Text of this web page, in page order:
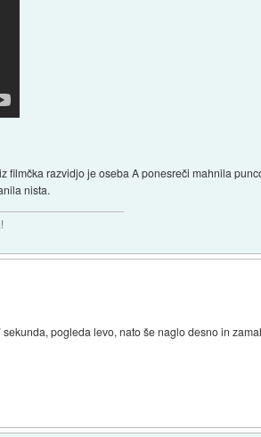
filmčka razvidjo je oseba A ponesreči mahnila
nista.
pogleda levo, nato še naglo desno in